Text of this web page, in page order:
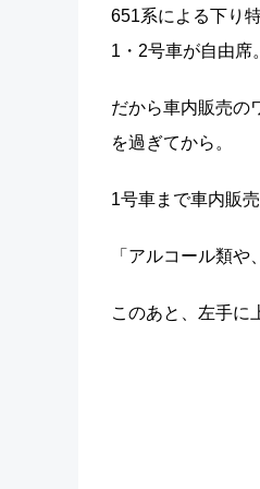
651系による下り
1・2号車が自由席。
だから車内販売の
を過ぎてから。
1号車まで車内販
「アルコール類
このあと、左手に